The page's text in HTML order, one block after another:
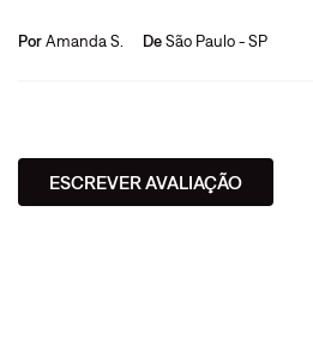
PorAmanda S. DeSão Paulo - SP
ESCREVER AVALIAÇÃO